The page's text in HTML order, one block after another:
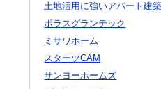
土地活用に強いアパート建
ポラスグランテック
ミサワホーム
スターツCAM
サンヨーホームズ